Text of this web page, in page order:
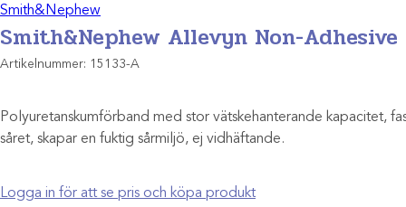
Smith&Nephew
Smith&Nephew Allevyn Non-Adhesive
Artikelnummer: 15133-A
Polyuretanskumförband med stor vätskehanterande kapacitet,
såret, skapar en fuktig sårmiljö, ej vidhäftande.
Logga in för att se pris och köpa produkt